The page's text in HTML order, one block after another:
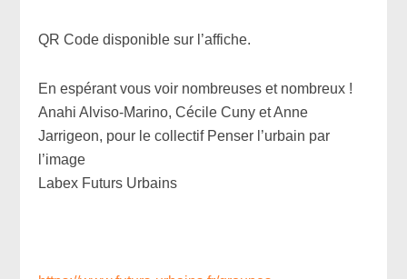
QR Code disponible sur l’affiche.
En espérant vous voir nombreuses et nombreux !
Anahi Alviso-Marino, Cécile Cuny et Anne
Jarrigeon, pour le collectif Penser l’urbain par
l’image
Labex Futurs Urbains